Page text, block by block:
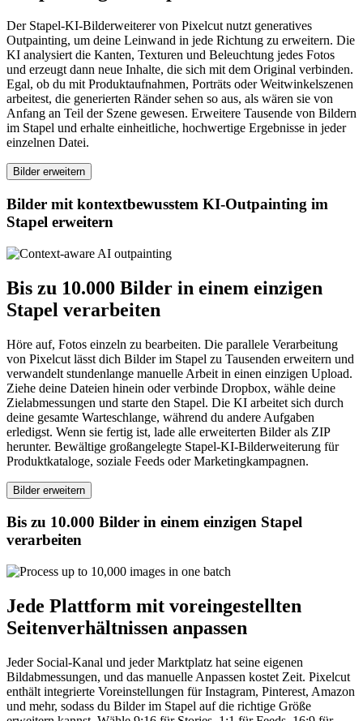
Der Stapel-KI-Bilderweiterer von Pixelcut nutzt generatives
Outpainting, um deine Leinwand in jede Richtung zu erweitern. Die
KI analysiert die Kanten, Texturen und Beleuchtung jedes Fotos
und erzeugt dann neue Inhalte, die sich mit dem Original verbinden.
Egal, ob du mit Produktaufnahmen, Porträts oder Weitwinkelszenen
arbeitest, die generierten Ränder sehen so aus, als wären sie von
Anfang an Teil der Szene gewesen. Erweitere Tausende von Bildern
im Stapel und erhalte einheitliche, hochwertige Ergebnisse in jeder
einzelnen Datei.
Bilder erweitern
Bilder mit kontextbewusstem KI-Outpainting im
Stapel erweitern
Bis zu 10.000 Bilder in einem einzigen
Stapel verarbeiten
Höre auf, Fotos einzeln zu bearbeiten. Die parallele Verarbeitung
von Pixelcut lässt dich Bilder im Stapel zu Tausenden erweitern und
verwandelt stundenlange manuelle Arbeit in einen einzigen Upload.
Ziehe deine Dateien hinein oder verbinde Dropbox, wähle deine
Zielabmessungen und starte den Stapel. Die KI arbeitet sich durch
deine gesamte Warteschlange, während du andere Aufgaben
erledigst. Wenn sie fertig ist, lade alle erweiterten Bilder als ZIP
herunter. Bewältige großangelegte Stapel-KI-Bilderweiterung für
Produktkataloge, soziale Feeds oder Marketingkampagnen.
Bilder erweitern
Bis zu 10.000 Bilder in einem einzigen Stapel
verarbeiten
Jede Plattform mit voreingestellten
Seitenverhältnissen anpassen
Jeder Social-Kanal und jeder Marktplatz hat seine eigenen
Bildabmessungen, und das manuelle Anpassen kostet Zeit. Pixelcut
enthält integrierte Voreinstellungen für Instagram, Pinterest, Amazon
und mehr, sodass du Bilder im Stapel auf die richtige Größe